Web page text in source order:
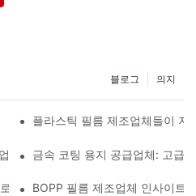
의지
블로그
장의 핵심플라스틱 필름 제조업체들이 지
체들이 제시하는 통찰력
금속 코팅 용지 공급업체: 고급
선택하는 것이 사업에 중요한 이유
BOPP 필름 제조업체 인사이트: